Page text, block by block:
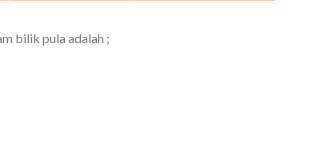
bilik pula adalah ;